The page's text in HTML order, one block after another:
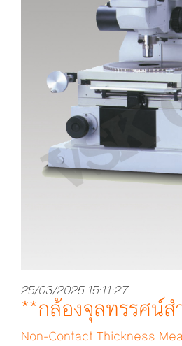
25/03/2025 15:11:27
**กล้องจุลทรรศน์
Non-Contact Thickness